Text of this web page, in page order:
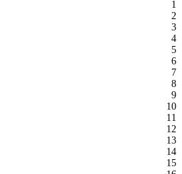
1
2
3
4
5
6
7
8
9
10
11
12
13
14
15